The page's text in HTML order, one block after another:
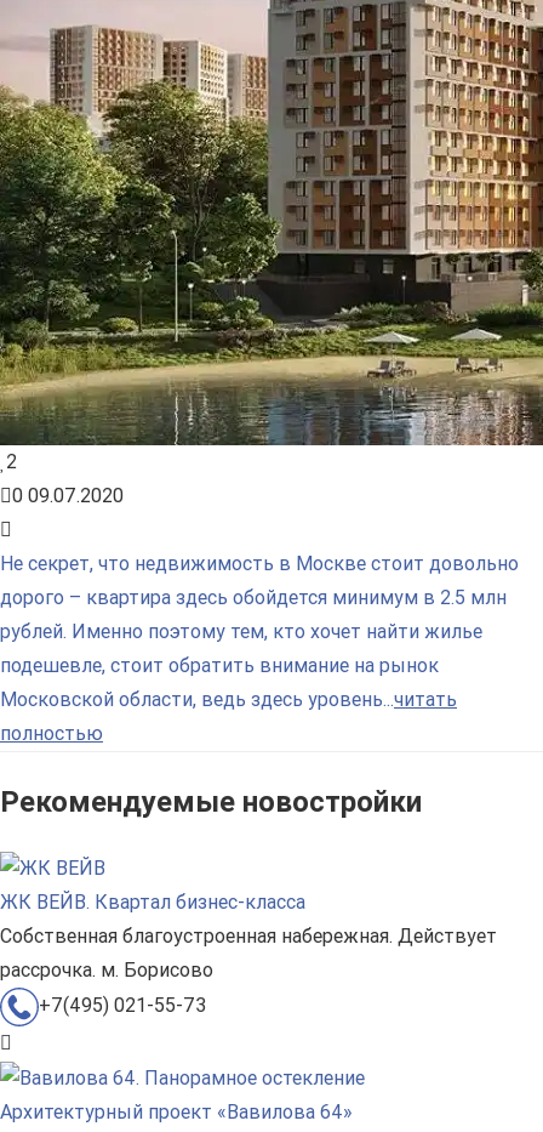
2
0 09.07.2020
Не секрет, что недвижимость в Москве стоит довольно
дорого – квартира здесь обойдется минимум в 2.5 млн
рублей. Именно поэтому тем, кто хочет найти жилье
подешевле, стоит обратить внимание на рынок
Московской области, ведь здесь уровень...читать
полностью
Рекомендуемые новостройки
ЖК ВЕЙВ. Квартал бизнес-класса
Собственная благоустроенная набережная. Действует
рассрочка. м. Борисово
+7(495) 021-55-73
Архитектурный проект «Вавилова 64»